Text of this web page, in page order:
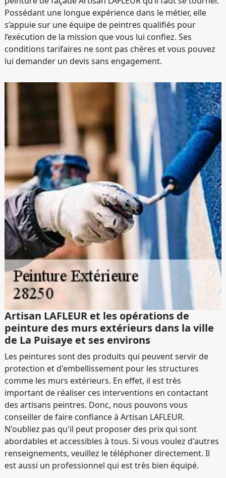
Possédant une longue expérience dans le métier, elle
s’appuie sur une équipe de peintres qualifiés pour
l’exécution de la mission que vous lui confiez. Ses
conditions tarifaires ne sont pas chères et vous pouvez
lui demander un devis sans engagement.
Artisan LAFLEUR et les opérations de
peinture des murs extérieurs dans la ville
de La Puisaye et ses environs
Les peintures sont des produits qui peuvent servir de
protection et d'embellissement pour les structures
comme les murs extérieurs. En effet, il est très
important de réaliser ces interventions en contactant
des artisans peintres. Donc, nous pouvons vous
conseiller de faire confiance à Artisan LAFLEUR.
N'oubliez pas qu'il peut proposer des prix qui sont
abordables et accessibles à tous. Si vous voulez d'autres
renseignements, veuillez le téléphoner directement. Il
est aussi un professionnel qui est très bien équipé.